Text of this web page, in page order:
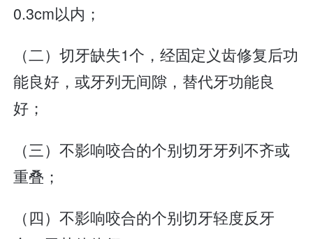
0.3cm以内；
（二）切牙缺失1个，经固定义齿修复后功
能良好，或牙列无间隙，替代牙功能良
好；
（三）不影响咬合的个别切牙牙列不齐或
重叠；
（四）不影响咬合的个别切牙轻度反牙